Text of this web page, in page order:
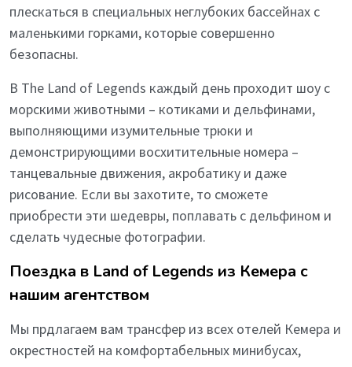
плескаться в специальных неглубоких бассейнах с
маленькими горками, которые совершенно
безопасны.
В The Land of Legends каждый день проходит шоу с
морскими животными – котиками и дельфинами,
выполняющими изумительные трюки и
демонстрирующими восхитительные номера –
танцевальные движения, акробатику и даже
рисование. Если вы захотите, то сможете
приобрести эти шедевры, поплавать с дельфином и
сделать чудесные фотографии.
Поездка в Land of Legends из Кемера с
нашим агентством
Мы прдлагаем вам трансфер из всех отелей Кемера и
окрестностей на комфортабельных минибусах,